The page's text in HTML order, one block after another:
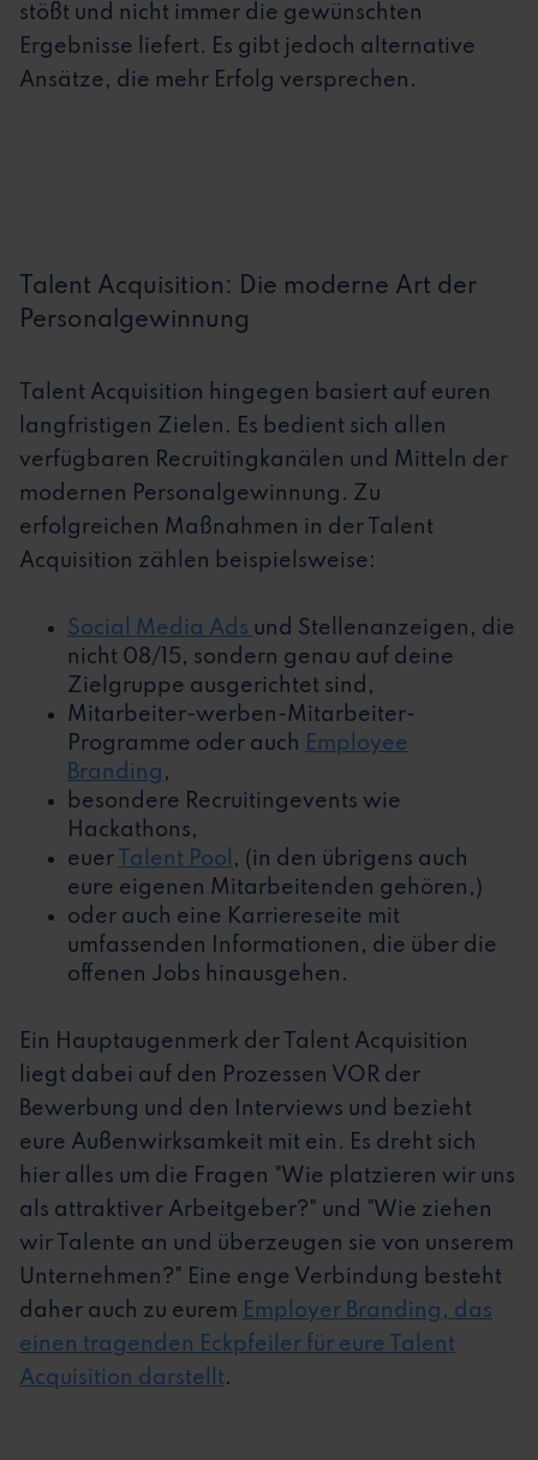
stößt und nicht immer die gewünschten
Ergebnisse liefert. Es gibt jedoch alternative
Ansätze, die mehr Erfolg versprechen.
Talent Acquisition: Die moderne Art der
Personalgewinnung
Talent Acquisition hingegen basiert auf euren
langfristigen Zielen. Es bedient sich allen
verfügbaren Recruitingkanälen und Mitteln der
modernen Personalgewinnung. Zu
erfolgreichen Maßnahmen in der Talent
Acquisition zählen beispielsweise:
Social Media Ads und Stellenanzeigen, die
nicht 08/15, sondern genau auf deine
Zielgruppe ausgerichtet sind,
Mitarbeiter-werben-Mitarbeiter-
Programme oder auch Employee
Branding ,
besondere Recruitingevents wie
Hackathons,
euer
Talent Pool , (in den übrigens auch
eure eigenen Mitarbeitenden gehören,)
oder auch eine Karriereseite mit
umfassenden Informationen, die über die
offenen Jobs hinausgehen.
Ein Hauptaugenmerk der Talent Acquisition
liegt dabei auf den Prozessen VOR der
Bewerbung und den Interviews und bezieht
eure Außenwirksamkeit mit ein. Es dreht sich
hier alles um die Fragen "Wie platzieren wir uns
als attraktiver Arbeitgeber?" und "Wie ziehen
wir Talente an und überzeugen sie von unserem
Unternehmen?" Eine enge Verbindung besteht
daher auch zu eurem Employer Branding, das
einen tragenden Eckpfeiler für eure Talent
Acquisition darstellt.